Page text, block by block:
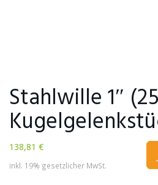
Stahlwille 1″
138,81 €
inkl. 19% gesetzlicher MwSt.